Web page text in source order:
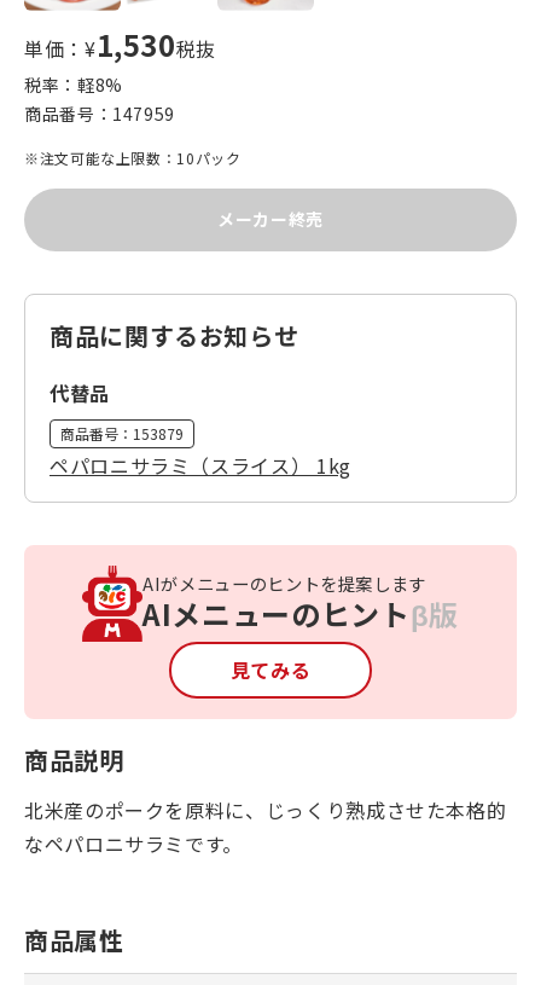
単価：¥1,530税抜
税率：軽8%
商品番号： 147959
※注文可能な上限数：10パック
メーカー終売
商品に関するお知らせ
代替品
商品番号： 153879
ペパロニサラミ（スライス） 1kg
AIがメニューのヒントを提案します
AIメニューのヒントβ版
見てみる
商品説明
北米産のポークを原料に、じっくり熟成させた本格的
なペパロニサラミです。
商品属性